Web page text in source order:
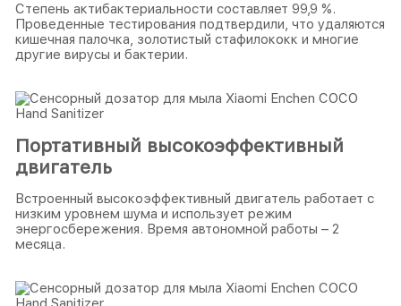
Степень актибактериальности составляет 99,9 %.
Проведенные тестирования подтвердили, что удаляются
кишечная палочка, золотистый стафилококк и многие
другие вирусы и бактерии.
Портативный высокоэффективный
двигатель
Встроенный высокоэффективный двигатель работает с
низким уровнем шума и использует режим
энергосбережения. Время автономной работы – 2
месяца.